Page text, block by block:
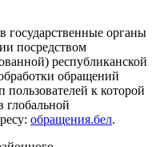
государственные органы
посредством
республиканской
обращений
к которой
глобальной
обращения.бел.